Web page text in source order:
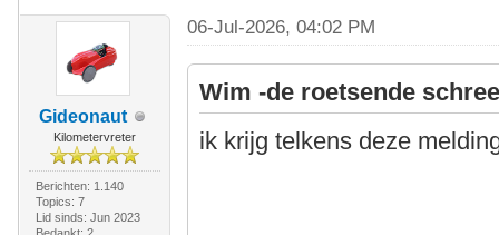
Gideonaut
Kilometervreter
Berichten: 1.140
Topics: 7
Lid sinds: Jun 2023
06-Jul-2026, 04:02 PM
Wim -de roetsende
ik krijg telkens deze